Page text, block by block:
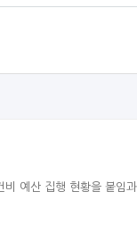
비 예산 집행 현황을 붙임